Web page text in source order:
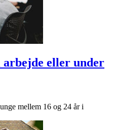
eller under
mellem 16 og 24 år i